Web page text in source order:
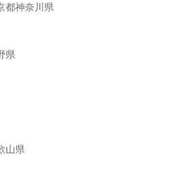
都神奈川県
県
山県